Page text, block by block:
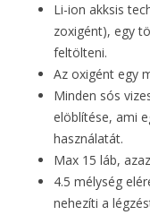
Li-ion akksis
zoxigént), egy
feltölteni.
Az oxigént egy
Minden sós
elöblítése, ami
használatát.
Max 15 láb,
4.5 mélység
nehezíti a